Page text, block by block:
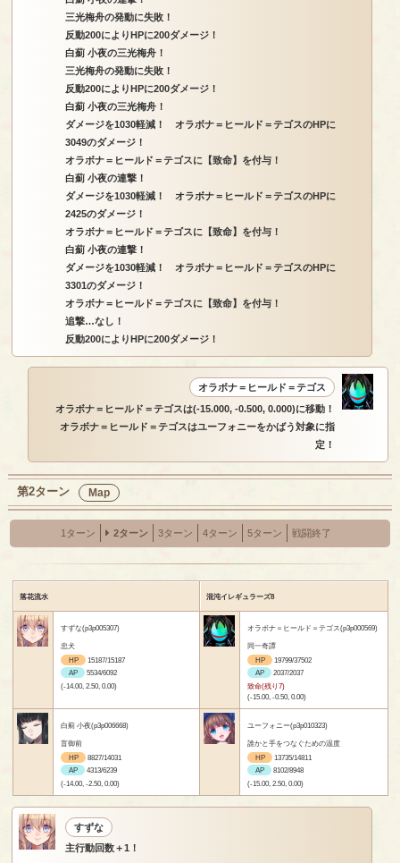
三光梅舟の発動に失敗！
反動200によりHPに200ダメージ！
白薊 小夜の三光梅舟！
三光梅舟の発動に失敗！
反動200によりHPに200ダメージ！
白薊 小夜の三光梅舟！
ダメージを1030軽減！ オラボナ＝ヒールド＝テゴスのHPに
3049のダメージ！
オラボナ＝ヒールド＝テゴスに【致命】を付与！
白薊 小夜の連撃！
ダメージを1030軽減！ オラボナ＝ヒールド＝テゴスのHPに
2425のダメージ！
オラボナ＝ヒールド＝テゴスに【致命】を付与！
白薊 小夜の連撃！
ダメージを1030軽減！ オラボナ＝ヒールド＝テゴスのHPに
3301のダメージ！
オラボナ＝ヒールド＝テゴスに【致命】を付与！
追撃…なし！
反動200によりHPに200ダメージ！
オラボナ＝ヒールド＝テゴス
オラボナ＝ヒールド＝テゴスは(-15.000, -0.500, 0.000)に移動！
オラボナ＝ヒールド＝テゴスはユーフォニーをかばう対象に指
定！
第2ターン Map
1ターン 2ターン 3ターン 4ターン 5ターン 戦闘終了
落花流水 混沌イレギュラーズ8
すずな(p3p005307)
忠犬
HP
15187/15187
AP
5534/6092
(-14.00, 2.50, 0.00)
オラボナ＝ヒールド＝テゴス(p3p000569)
同一奇譚
HP
19799/37502
AP
2037/2037
致命(残り7)
(-15.00, -0.50, 0.00)
白薊 小夜(p3p006668)
盲御前
HP
8827/14031
AP
4313/6239
(-14.00, -2.50, 0.00)
ユーフォニー(p3p010323)
誰かと手をつなぐための温度
HP
13735/14811
AP
8102/8948
(-15.00, 2.50, 0.00)
すずな
主行動回数＋1！